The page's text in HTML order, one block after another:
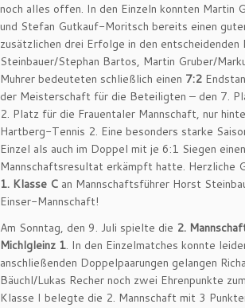
noch alles offen. In den Einzeln konnten Martin
und Stefan Gutkauf-Moritsch bereits einen
zusätzlichen drei Erfolge in den
Steinbauer/Stephan Bartos, Martin Gruber/
Muhrer bedeuteten schließlich einen 7:2
der Meisterschaft für die Beteiligten – den 7.
2. Platz für die Frauentaler Mannschaft, nur
Hartberg-Tennis 2. Eine besonders starke
Einzel als auch im Doppel mit je 6:1 Siegen
Mannschaftsresultat erkämpft hatte. Herzliche
1. Klasse C an Mannschaftsführer Horst
Einser-Mannschaft!
Am Sonntag, den 9. Juli spielte die 2.
Michlgleinz 1. In den Einzelmatches konnte
anschließenden Doppelpaarungen gelangen
Bäuchl/Lukas Recher noch zwei Ehrenpunkte zum
Klasse I belegte die 2. Mannschaft mit 3